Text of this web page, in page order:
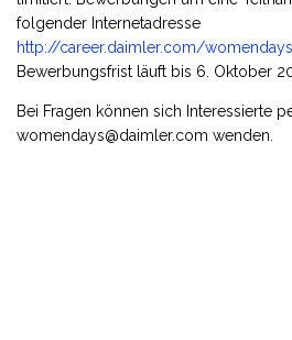
folgender Internetadresse
http://career.daimler.com/womendays
Bewerbungsfrist läuft bis 6. Oktober
Bei Fragen können sich Interessierte
womendays@daimler.com wenden.